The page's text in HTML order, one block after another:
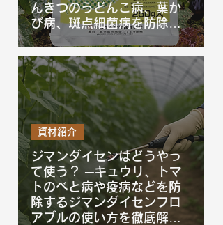
んきつのうどんこ病、葉か
び病、斑点細菌病を防除す
るジーファイン水和剤を徹
底解説！
ジマンダイセンはどうやっ
て使う？ ─キュウリ、トマ
トのべと病や疫病などを防
除するジマンダイセンフロ
アブルの使い方を徹底解
資材紹介